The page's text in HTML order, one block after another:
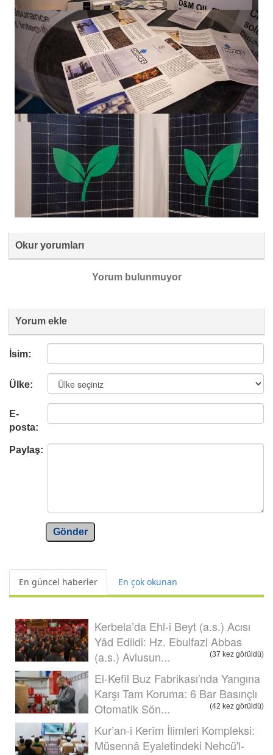
Okur yorumları
Yorum bulunmuyor
Yorum ekle
İsim:
Ülke:
E-
posta:
Paylaş:
Gönder
En güncel haberler En çok okunan
Kerbela’da Ehl-i Beyt (a.s.) Acısı
Yâd Edildi: Hz. Ebulfazl Abbas
(a.s.) Avlusun...
(37 kez görüldü)
El-Kefîl Buz Fabrikası'nda Yangına
Karşı Tam Koruma: 6 Bar Basınçlı
Otomatik Sön...
(42 kez görüldü)
Kur’an-i Kerîm İlimleri Kompleksi:
Müsennâ Eyaletindeki Nehcü'l-